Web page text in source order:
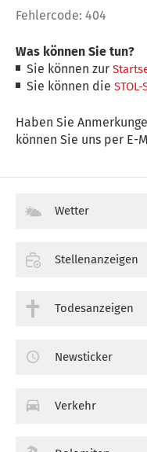
Fehlercode: 404
Was können Sie tun?
Sie können zur
Sie können die
Haben Sie
können Sie uns per E-
Wetter
Stellenanzeigen
Todesanzeigen
Newsticker
Verkehr